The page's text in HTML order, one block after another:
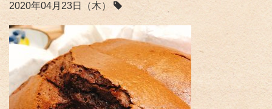
2020年04月23日（木）